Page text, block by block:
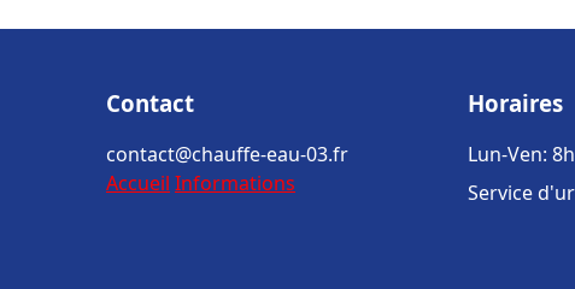
Contact
contact@chauffe-eau-03.fr
Accueil Informations
Horaires
Lun-Ven:
Service